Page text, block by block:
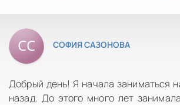
СОФИЯ САЗОНОВА
Добрый день! Я начала заниматься
назад. До этого много лет